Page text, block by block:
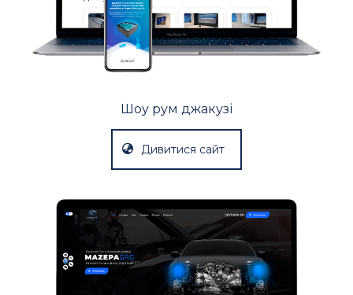
Шоу рум джакузі
Дивитися сайт